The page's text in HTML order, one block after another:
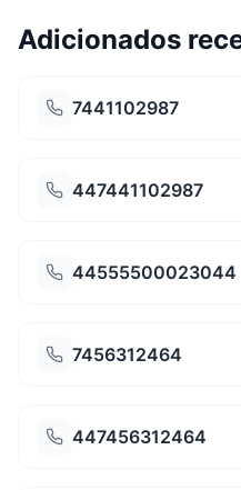
Adicionados
7441102987
447441102987
44555500023044
7456312464
447456312464